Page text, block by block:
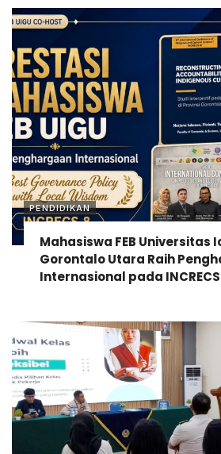
PENDIDIKAN
Mahasiswa FEB Universitas
Gorontalo Utara Raih
Internasional pada